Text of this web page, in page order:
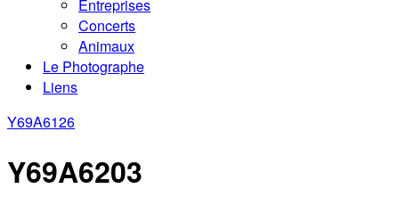
Entreprises
Concerts
Animaux
Le Photographe
Liens
Y69A6126
Y69A6203